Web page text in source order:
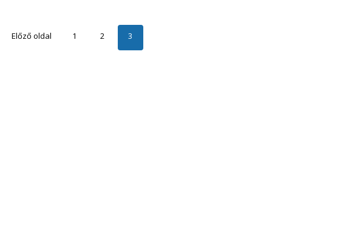
Előző oldal 1 2 3